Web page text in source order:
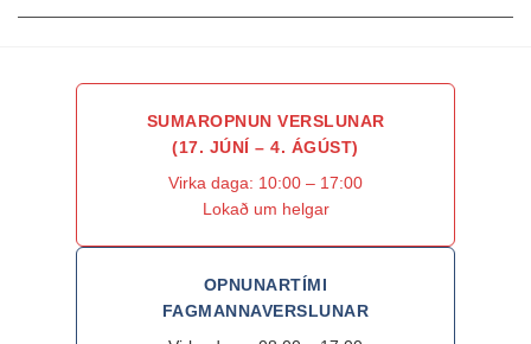
SUMAROPNUN VERSLUNAR
(17. JÚNÍ – 4. ÁGÚST)
Virka daga: 10:00 – 17:00
Lokað um helgar
OPNUNARTÍMI
FAGMANNAVERSLUNAR